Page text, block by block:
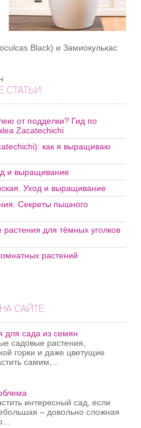
Black) и Замиокулькас
СТАТЬИ:
от подделки? Гид по
Zacatechichi
как я выращиваю
и выращивание
Уход и выращивание
Секреты пышного
для тёмных уголков
растений
САЙТЕ:
для сада из семян
садовые растения,
горки и даже цветущие
самим,...
интересный сад, если
– довольно сложная